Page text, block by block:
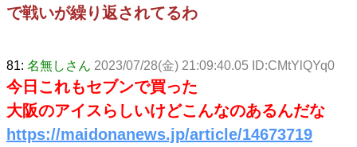
で戦いが繰り返されてるわ
81: 名無しさん 2023/07/28(金) 21:09:40.05 ID:CMtYlQYq0
今日これもセブンで買った
大阪のアイスらしいけどこんなのあるんだな
https://maidonanews.jp/article/14673719